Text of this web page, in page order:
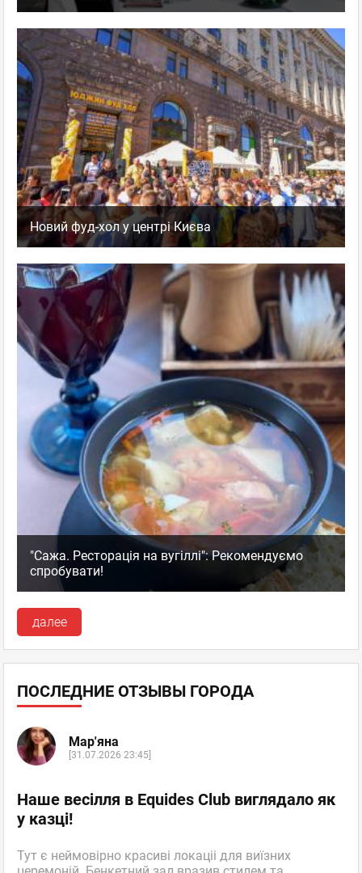
Новий фуд-хол у центрі Києва
"Сажа. Ресторація на вугіллі": Рекомендуємо
спробувати!
далее
ПОСЛЕДНИЕ ОТЗЫВЫ ГОРОДА
Мар'яна
[31.07.2026 23:45]
Наше весілля в Equides Club виглядало як
у казці!
Тут є неймовірно красиві локаціі для виїзних